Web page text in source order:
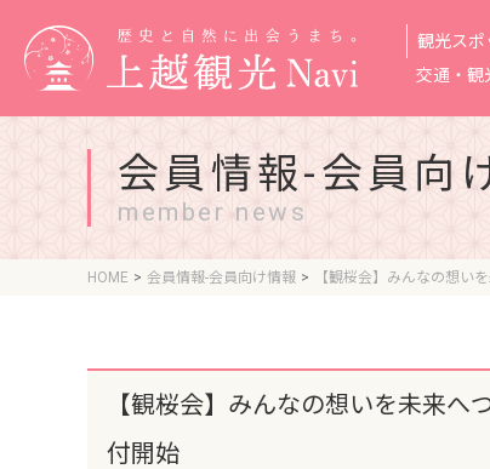
観光スポ
交通・観
会員情報-会員向
member news
HOME 会員情報-会員向け情報 【観桜会】みんなの想い
【観桜会】みんなの想いを未来
付開始